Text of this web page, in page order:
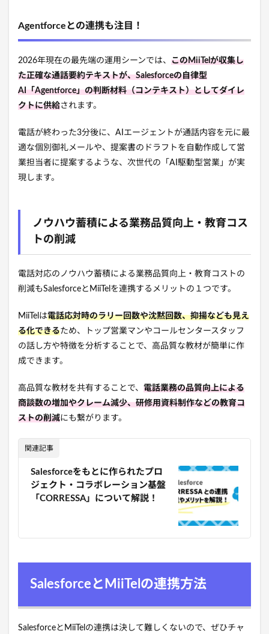
Agentforceとの連携も注目！
2026年現在の最先端の運用シーンでは、 このMiiTelが収集し
た正確な通話要約テキストが、Salesforceの自律型
AI「Agentforce」の判断材料（コンテキスト）としてダイレ
クトに供給されます。
電話が終わった3分後に、AIエージェントが通話内容を元に最
適な個別御礼メールや、提案書のドラフトを自動作成して営
業担当者に提案するような、次世代の「AI駆動型営業」が実
現します。
ノウハウ蓄積による業務品質向上・教育コス
トの削減
電話対応のノウハウ蓄積による業務品質向上・教育コストの
削減もSalesforceとMiiTelを連携するメリットの１つです。
MiiTelは電話応対時のラリー回数や沈黙回数、抑揚なども見え
る化できるため、トップ営業マンやコールセンタースタッフ
の話し方や特徴を分析することで、高品質な教材が簡単に作
成できます。
高品質な教材を共有することで、 電話業務の品質向上による
商談数の増加やクレーム減少、研修用資料制作などの教育コ
ストの削減にも繋がります。
関連記事
Salesforceをもとに作られたプロ
ジェクト・コラボレーション基盤
「CORRESSA」について解説！
SalesforceとMiiTelの連携方法
SalesforceとMiiTelの連携は決して難しくないので、ぜひチャ